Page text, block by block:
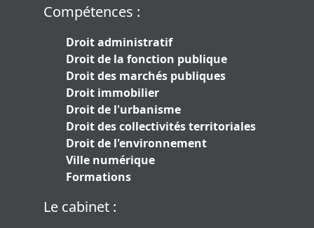
Compétences :
Droit administratif
Droit de la fonction publique
Droit des marchés publiques
Droit immobilier
Droit de l'urbanisme
Droit des collectivités territoriales
Droit de l'environnement
Ville numérique
Formations
Le cabinet :